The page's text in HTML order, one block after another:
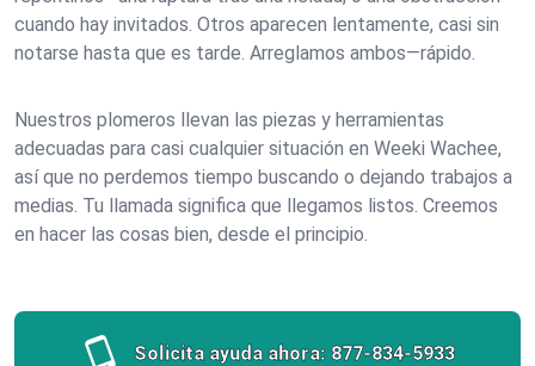
cuando hay invitados. Otros aparecen lentamente, casi sin
notarse hasta que es tarde. Arreglamos ambos—rápido.
Nuestros plomeros llevan las piezas y herramientas
adecuadas para casi cualquier situación en Weeki Wachee,
así que no perdemos tiempo buscando o dejando trabajos a
medias. Tu llamada significa que llegamos listos. Creemos
en hacer las cosas bien, desde el principio.
Solicita ayuda ahora: 877-834-5933